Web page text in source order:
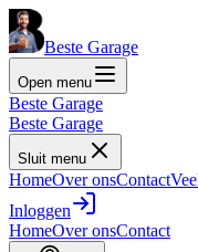
Beste Garage
Open menu
Beste Garage
Beste Garage
Sluit menu
HomeOver onsContact
Inloggen
HomeOver onsContact